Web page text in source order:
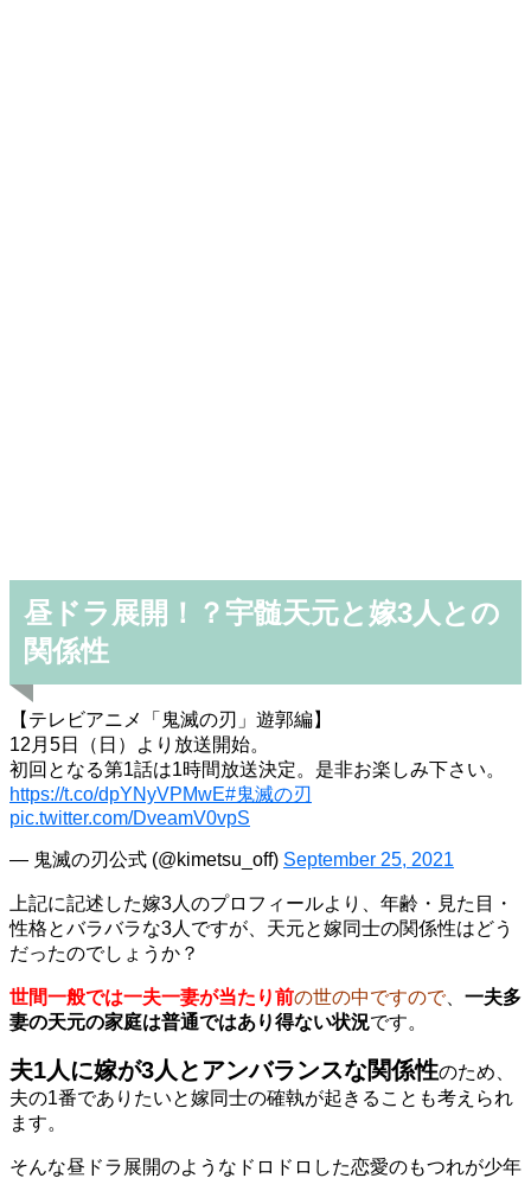
昼ドラ展開！？宇髄天元と嫁3人との
関係性
【テレビアニメ「鬼滅の刃」遊郭編】
12月5日（日）より放送開始。
初回となる第1話は1時間放送決定。是非お楽しみ下さい。
https://t.co/dpYNyVPMwE#鬼滅の刃
pic.twitter.com/DveamV0vpS
— 鬼滅の刃公式 (@kimetsu_off) September 25, 2021
上記に記述した嫁3人のプロフィールより、年齢・見た目・
性格とバラバラな3人ですが、天元と嫁同士の関係性はどう
だったのでしょうか？
世間一般では一夫一妻が当たり前の世の中ですので、 一夫多
妻の天元の家庭は普通ではあり得ない状況です。
夫1人に嫁が3人とアンバランスな関係性のため
夫の1番でありたいと嫁同士の確執が起きることも考えられ
ます。
そんな昼ドラ展開のようなドロドロした恋愛のもつれが少年